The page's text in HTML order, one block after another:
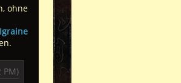
ohne
PM)